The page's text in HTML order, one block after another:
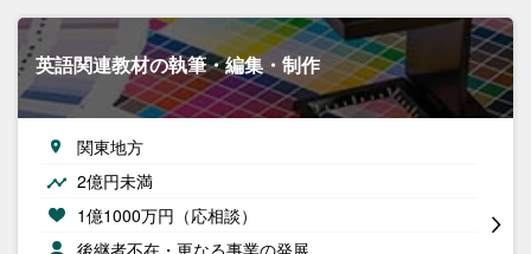
英語関連教材の執筆・編集・制作
関東地方
2億円未満
1億1000万円（応相談）
後継者不在・更なる事業の発展…